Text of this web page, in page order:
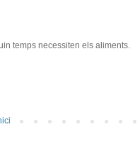
temps necessiten els aliments.